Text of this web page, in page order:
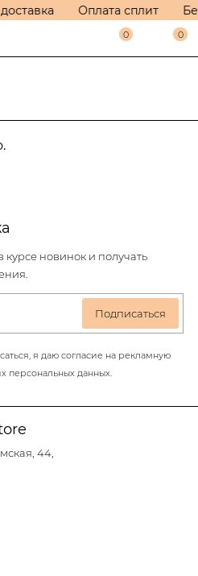
0 0
Оплата сплит
44,
новинок и получать
я даю согласие на рекламную
персональных данных.